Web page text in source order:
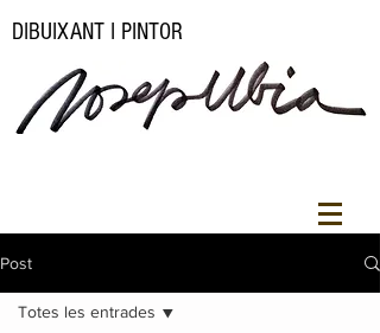
DIBUIXANT I PINTOR
Post
Totes les entrades